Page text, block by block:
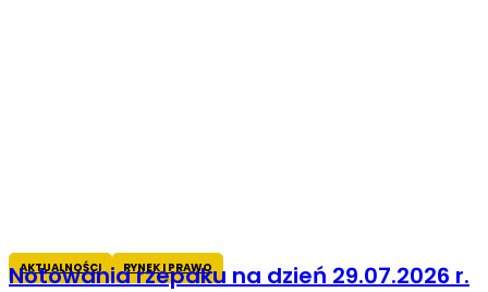
AKTUALNOŚCI RYNEK I PRAWO
Notowania rzepaku na dzień 29.07.2026 r.